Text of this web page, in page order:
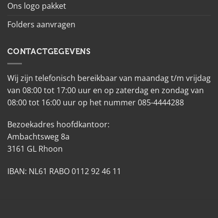
Ons logo pakket
Folders aanvragen
CONTACTGEGEVENS
Wij zijn telefonisch bereikbaar van maandag t/m vrijdag
van 08:00 tot 17:00 uur en op zaterdag en zondag van
08:00 tot 16:00 uur op het nummer 085-4444288
Bezoekadres hoofdkantoor:
Ambachtsweg 8a
3161 GL Rhoon
IBAN: NL61 RABO 0112 92 46 11